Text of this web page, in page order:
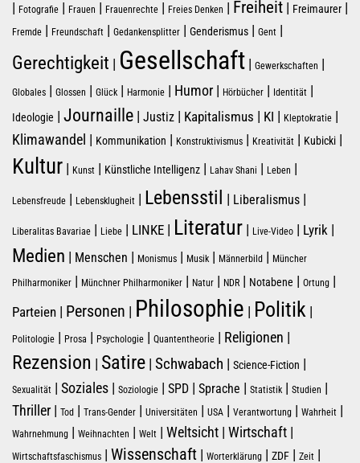
| Fotografie | Frauen | Frauenrechte | Freies Denken | Freiheit | Freimaurer |
Fremde | Freundschaft | Gedankensplitter | Genderismus | Gent |
Gerechtigkeit | Gesellschaft | Gewerkschaften |
Globales | Glossen | Glück | Harmonie | Humor | Hörbücher | Identität |
Ideologie | Journaille | Justiz | Kapitalismus | KI | Kleptokratie |
Klimawandel | Kommunikation | Konstruktivismus | Kreativität | Kubicki |
Kultur | Kunst | Künstliche Intelligenz | Lahav Shani | Leben |
Lebensfreude | Lebensklugheit | Lebensstil | Liberalismus |
Liberalitas Bavariae | Liebe | LINKE | Literatur | Live-Video | Lyrik |
Medien | Menschen | Monismus | Musik | Männerbild | Müncher
Philharmoniker | Münchner Philharmoniker | Natur | NDR | Notabene | Ortung |
Parteien | Personen | Philosophie | Politik |
Politologie | Prosa | Psychologie | Quantentheorie | Religionen |
Rezension | Satire | Schwabach | Science-Fiction |
Sexualität | Soziales | Soziologie | SPD | Sprache | Statistik | Studien |
Thriller | Tod | Trans-Gender | Universitäten | USA | Verantwortung | Wahrheit |
Wahrnehmung | Weihnachten | Welt | Weltsicht | Wirtschaft |
Wirtschaftsfaschismus | Wissenschaft | Worterklärung | ZDF | Zeit |